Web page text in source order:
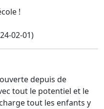
!
02-01)
depuis de
tout le potentiel et le
tout les enfants y